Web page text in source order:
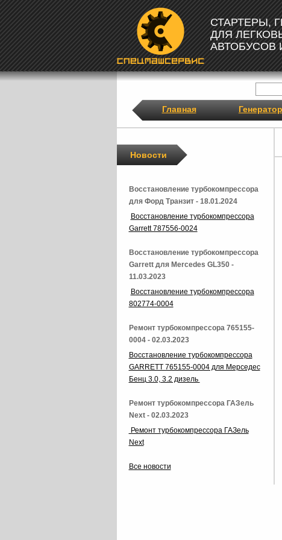
СТАРТЕРЫ,
ДЛЯ
АВТОБУСОВ
Главная
Новости
Восстановление турбокомпрессора
для Форд Транзит - 18.01.2024
Восстановление турбокомпрессора
Garrett 787556-0024
Восстановление турбокомпрессора
Garrett для Mercedes GL350 -
11.03.2023
Восстановление турбокомпрессора
802774-0004
Ремонт турбокомпрессора 765155-
0004 - 02.03.2023
Восстановление турбокомпрессора
GARRETT 765155-0004 для Мерседес
Бенц 3.0, 3.2 дизель
Ремонт турбокомпрессора ГАЗель
Next - 02.03.2023
Ремонт турбокомпрессора ГАЗель
Next
Все новости